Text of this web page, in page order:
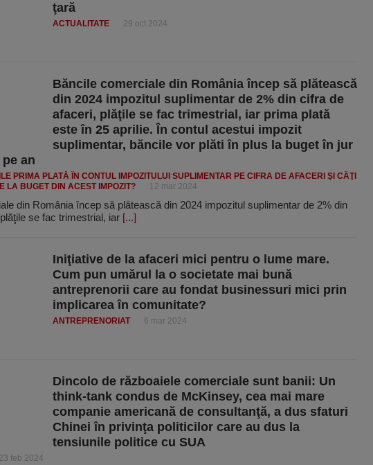
ţară
ACTUALITATE 29 oct 2024
Băncile comerciale din România încep să plătească
din 2024 impozitul suplimentar de 2% din cifra de
afaceri, plăţile se fac trimestrial, iar prima plată
este în 25 aprilie. În contul acestui impozit
suplimentar, băncile vor plăti în plus la buget în jur
an
PRIMA PLATĂ ÎN CONTUL IMPOZITULUI SUPLIMENTAR PE CIFRA DE AFACERI ŞI CÂŢI
LA BUGET DIN ACEST IMPOZIT?
12 mar 2024
din România încep să plătească din 2024 impozitul suplimentar de 2% din
se fac trimestrial, iar [...]
Iniţiative de la afaceri mici pentru o lume mare.
Cum pun umărul la o societate mai bună
antreprenorii care au fondat businessuri mici prin
implicarea în comunitate?
ANTREPRENORIAT 6 mar 2024
Dincolo de războaiele comerciale sunt banii: Un
think-tank condus de McKinsey, cea mai mare
companie americană de consultanţă, a dus sfaturi
Chinei în privinţa politicilor care au dus la
tensiunile politice cu SUA
23 feb 2024